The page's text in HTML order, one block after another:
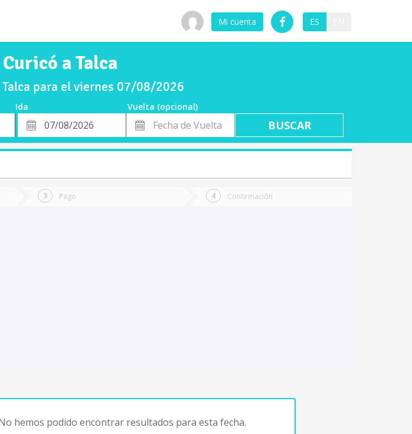
Mi cuenta ES
a Talca
para el viernes 07/08/2026
Ida
Vuelta (opcional)
Fecha
de
Fecha
de
Vuelta
Pago Confirmación
hemos podido encontrar resultados para esta fecha.